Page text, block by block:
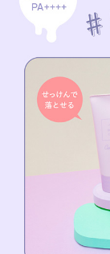
②こだわりカラーで
ただお肌を白くする
肌悩みを補正して、
③お肌に優しく使え
9種の美容成分を配合
うるおい感のあるク
高SPF値なのにお肌
★水のようにすーっ
✓汗・水・擦れに強い
✓色移りしにくい